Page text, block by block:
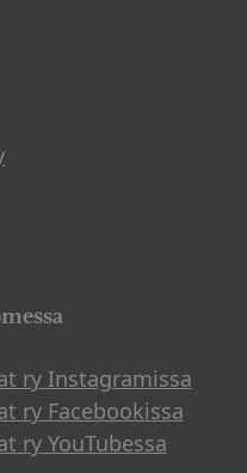
ry Instagramissa
ry Facebookissa
ry YouTubessa